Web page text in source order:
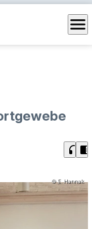
menu
headphones chrome_reader_mode
© E. Hannak